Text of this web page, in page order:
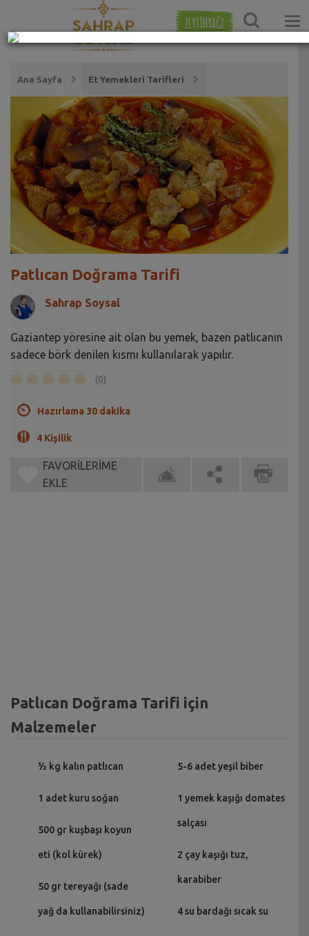
ZEYTİNYAĞI
Ana Sayfa Et Yemekleri Tarifleri
Patlıcan Doğrama Tarifi
Sahrap Soysal
Gaziantep yöresine ait olan bu yemek, bazen patlıcanın
sadece börk denilen kısmı kullanılarak yapılır.
(0)
Hazırlama 30 dakika
4 Kişilik
FAVORİLERİME
EKLE
Patlıcan Doğrama Tarifi için
Malzemeler
½ kg kalın patlıcan
1 adet kuru soğan
500 gr kuşbaşı koyun
eti (kol kürek)
50 gr tereyağı (sade
yağ da kullanabilirsiniz)
5-6 adet yeşil biber
1 yemek kaşığı domates
salçası
2 çay kaşığı tuz,
karabiber
4 su bardağı sıcak su